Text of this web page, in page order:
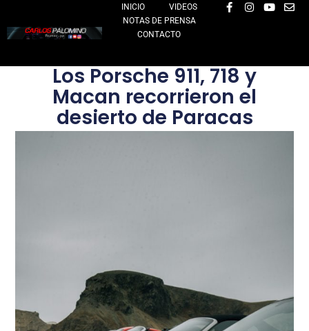
al
contenido
INICIO
VIDEOS
NOTAS DE PRENSA
CONTACTO
F
a
o
k
-
f
I
n
r
a
m
Y
o
e
E
n
p
Los Porsche 911, 718 y
Macan recorrieron el
desierto de Paracas